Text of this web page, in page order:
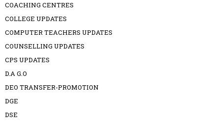
COACHING CENTRES
COLLEGE UPDATES
COMPUTER TEACHERS UPDATES
COUNSELLING UPDATES
CPS UPDATES
D.A G.O
DEO TRANSFER-PROMOTION
DGE
DSE